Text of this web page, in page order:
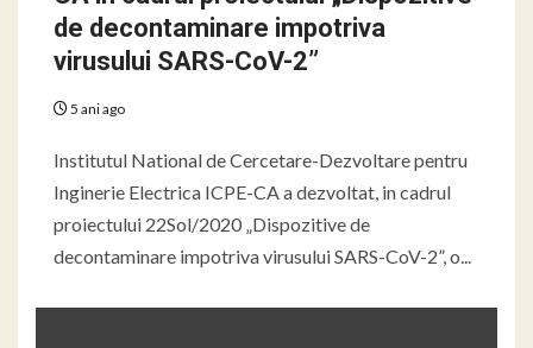
de decontaminare impotriva
virusului SARS-CoV-2”
5 ani ago
Institutul National de Cercetare-Dezvoltare pentru
Inginerie Electrica ICPE-CA a dezvoltat, in cadrul
proiectului 22Sol/2020 „Dispozitive de
decontaminare impotriva virusului SARS-CoV-2”, o...